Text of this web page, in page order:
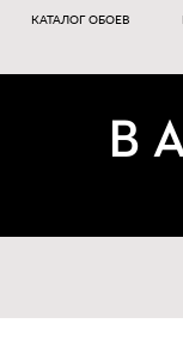
КАТАЛОГ ОБОЕВ